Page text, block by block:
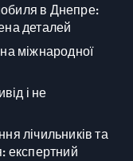
в Днепре:
деталей
міжнародної
і не
лічильників та
експертний